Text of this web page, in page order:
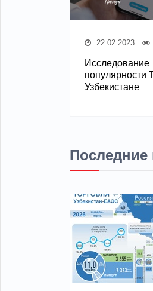
22.02.2023
Исследование
популярности
Узбекистане
Последние